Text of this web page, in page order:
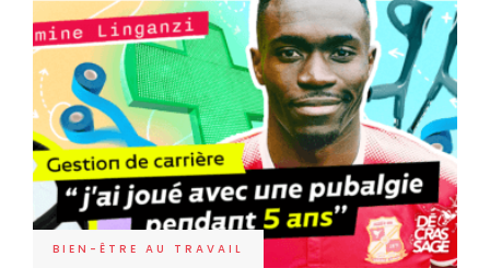
BIEN-ÊTRE AU TRAVAIL